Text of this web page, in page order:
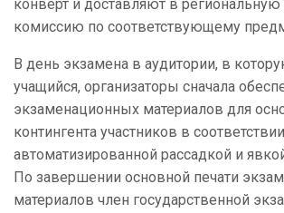
конверт и доставляют в
комиссию по соответствующему
В день экзамена в аудитории, в
учащийся, организаторы сначала
экзаменационных материалов для
контингента участников в
автоматизированной рассадкой и
По завершении основной печати
материалов член государственной